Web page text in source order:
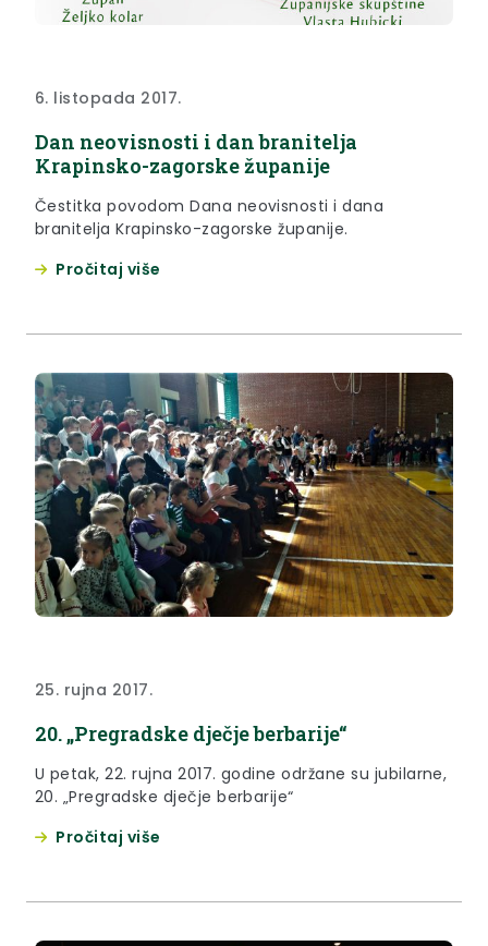
6. listopada 2017.
Dan neovisnosti i dan branitelja
Krapinsko-zagorske županije
Čestitka povodom Dana neovisnosti i dana
branitelja Krapinsko-zagorske županije.
Pročitaj više
25. rujna 2017.
20. „Pregradske dječje berbarije“
U petak, 22. rujna 2017. godine održane su jubilarne,
20. „Pregradske dječje berbarije“
Pročitaj više